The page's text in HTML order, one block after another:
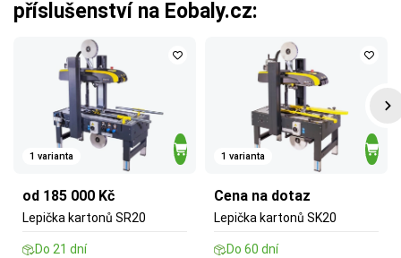
příslušenství na Eobaly.cz:
1 varianta
od 185 000 Kč
Lepička kartonů SR20
Do 21 dní
1 varianta
Cena na dotaz
Lepička kartonů SK20
Do 60 dní